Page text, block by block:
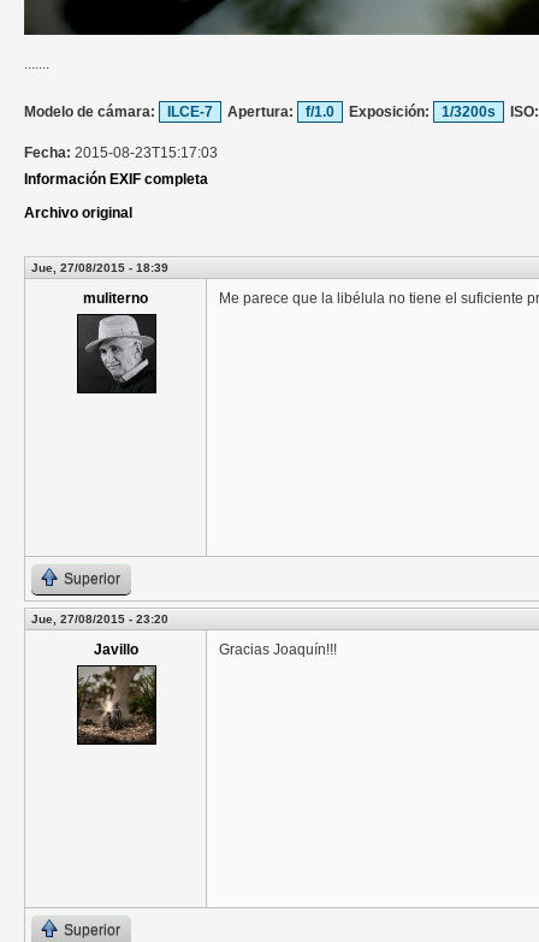
.......
Modelo de cámara: ILCE-7 Apertura: f/1.0 Exposición: 1/3200s
Fecha: 2015-08-23T15:17:03
Información EXIF completa
Archivo original
Jue, 27/08/2015 - 18:39
muliterno Me parece que la libélula no tiene el suficiente
Superior
Jue, 27/08/2015 - 23:20
Javillo Gracias Joaquín!!!
Superior